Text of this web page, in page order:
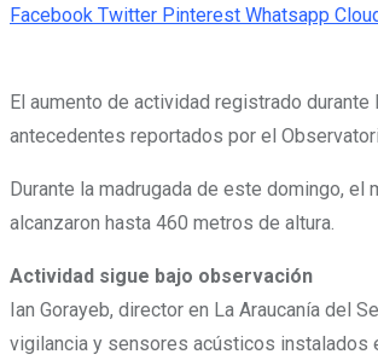
Facebook Twitter Pinterest Whatsapp
El aumento de actividad registrado
antecedentes reportados por el
Durante la madrugada de este domingo,
alcanzaron hasta 460 metros de altura.
Actividad sigue bajo observación
Ian Gorayeb, director en La Araucanía del
vigilancia y sensores acústicos instalados